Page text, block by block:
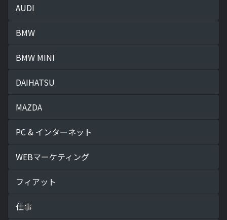
AUDI
BMW
BMW MINI
DAIHATSU
MAZDA
PC & インターネット
WEBマーケティング
フィアット
仕事